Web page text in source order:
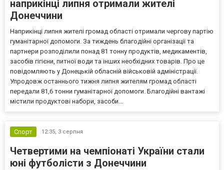
наприкінці липня отримали жителі
Донеччини
Наприкінці липня жителі громад області отримали чергову партію
гуманітарної допомоги. За тиждень благодійні організації та
партнери розподілили понад 81 тонну продуктів, медикаментів,
засобів гігієни, питної води та інших необхідних товарів. Про це
повідомляють у Донецькій обласній військовій адміністрації.
Упродовж останнього тижня липня жителям громад області
передали 81,6 тонни гуманітарної допомоги. Благодійні вантажі
містили продуктові набори, засоби...
Спорт 12:35, 3 серпня
Четвертими на чемпіонаті України стали
юні футболісти з Донеччини